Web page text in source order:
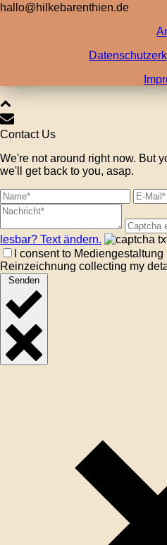
hallo@hilkebarenthien.de
Contact Us
We're not around right now. But
we'll get back to you, asap.
lesbar? Text ändern.
I consent to Mediengestaltung
Reinzeichnung collecting my
Senden